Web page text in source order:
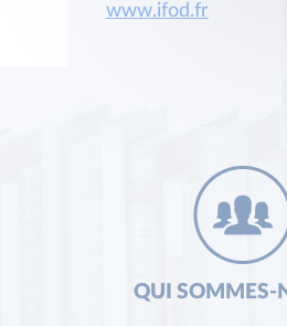
www.ifod.fr
QUI SOMMES-